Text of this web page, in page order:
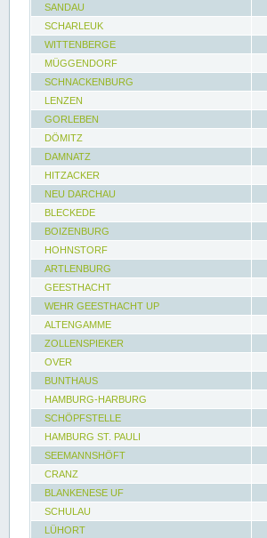
SANDAU
SCHARLEUK
WITTENBERGE
MÜGGENDORF
SCHNACKENBURG
LENZEN
GORLEBEN
DÖMITZ
DAMNATZ
HITZACKER
NEU DARCHAU
BLECKEDE
BOIZENBURG
HOHNSTORF
ARTLENBURG
GEESTHACHT
WEHR GEESTHACHT UP
ALTENGAMME
ZOLLENSPIEKER
OVER
BUNTHAUS
HAMBURG-HARBURG
SCHÖPFSTELLE
HAMBURG ST. PAULI
SEEMANNSHÖFT
CRANZ
BLANKENESE UF
SCHULAU
LÜHORT